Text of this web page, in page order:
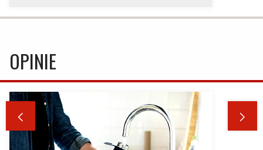
OPINIE
 